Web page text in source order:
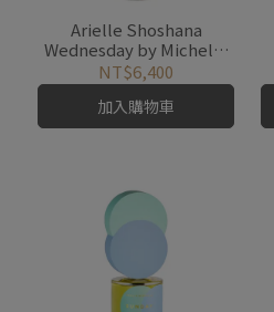
Arielle Shoshana
Wednesday by Michelle
Visage (星期三)
NT$6,400
加入購物車